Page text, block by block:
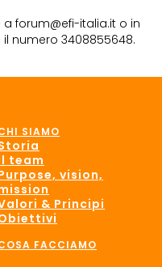
forum@efi-italia.it o in
numero 3408855648.
SIAMO
team
vision,
& Principi
FACCIAMO